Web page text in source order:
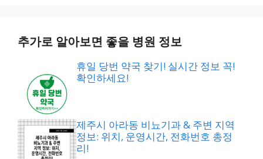
추가로 알아보면 좋을 병원 정보
휴일 당번 약국 찾기! 실시간 정보 꼭!
확인하세요!
제주시 아라동 비뇨기과 & 주변 지역
정보: 위치, 운영시간, 전화번호 총정
리!